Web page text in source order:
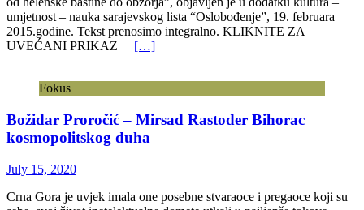
umjetnost – nauka sarajevskog lista “Oslobođenje”, 19. februara
2015.godine. Tekst prenosimo integralno. KLIKNITE ZA
UVEĆANI PRIKAZ […]
Fokus
Božidar Proročić – Mirsad Rastoder Bihorac
kosmopolitskog duha
July 15, 2020
Crna Gora je uvjek imala one posebne stvaraoce i pregaoce koji su